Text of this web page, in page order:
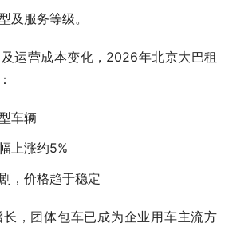
及服务等级。
运营成本变化，2026年北京大巴租
车辆
上涨约5%
，价格趋于稳定
，团体包车已成为企业用车主流方